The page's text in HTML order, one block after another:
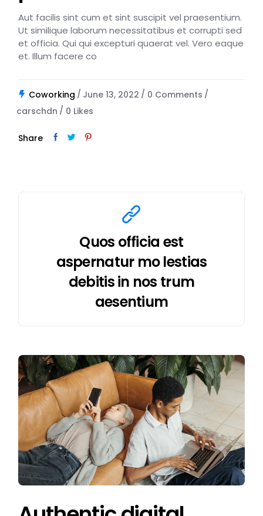
Aut facilis sint cum et sint suscipit vel praesentium.
Ut similique laborum necessitatibus et corrupti sed
et officia. Qui qui excepturi quaerat vel. Vero eaque
et. Illum facere co
Coworking June 13, 2022
0 Comments
carschdn
0 Likes
Share
Quos officia est
aspernatur mo lestias
debitis in nos trum
aesentium